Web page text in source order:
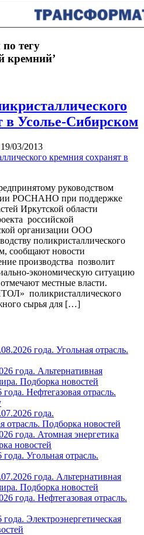
тегу
кремний’
в Усолье-Сибирском
19/03/2013
руководством
РОСНАНО при поддержке
Иркутской области
российской
организации OOO
поликристаллического
сообщают новости
производства позволит
экономическую ситуацию
местные власти.
поликристаллического
сырья для […]
года. Угольная отрасль.
года. Альтернативная
Подборка новостей
Нефтегазовая отрасль.
года.
отрасль. Подборка новостей
года. Атомная энергетика
новостей
Угольная отрасль.
года. Альтернативная
Подборка новостей
года. Нефтегазовая отрасль.
Электроэнергетическая